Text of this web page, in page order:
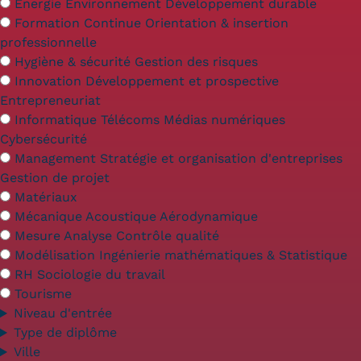
l'Expérience (VAE)
Validation des études
supérieures (VES)
Validation des acquis
professionnels et personnels
Infos pratiques
Discrimination/égalité/mixité
Témoignages
Énergie Environnement Développement durable
Formation Continue Orientation & insertion
professionnelle
Hygiène & sécurité Gestion des risques
Innovation Développement et prospective
Entrepreneuriat
Informatique Télécoms Médias numériques
Cybersécurité
Management Stratégie et organisation d'entreprises
Gestion de projet
Matériaux
Mécanique Acoustique Aérodynamique
Mesure Analyse Contrôle qualité
Modélisation Ingénierie mathématiques & Statistique
RH Sociologie du travail
Tourisme
Niveau d'entrée
Type de diplôme
Ville